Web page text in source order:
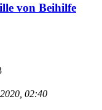
von Beihilfe
02:40